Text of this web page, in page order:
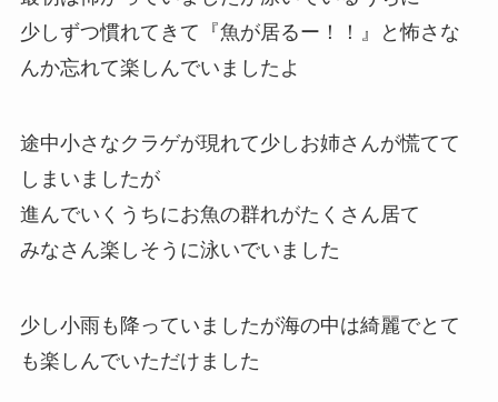
少しずつ慣れてきて『魚が居るー！！』と怖さな
んか忘れて楽しんでいましたよ
途中小さなクラゲが現れて少しお姉さんが慌てて
しまいましたが
進んでいくうちにお魚の群れがたくさん居て
みなさん楽しそうに泳いでいました
少し小雨も降っていましたが海の中は綺麗でとて
も楽しんでいただけました